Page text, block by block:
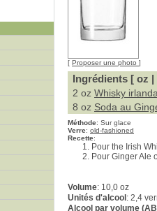
[ Proposer une photo ]
Ingrédients [ oz |
2 oz Whisky
8 oz Soda au
Méthode: Sur glace
Verre: old-fashioned
Recette:
Pour the Irish
Pour Ginger Ale
Volume: 10,0 oz
Unités d'alcool : 2,4
Alcool par volume